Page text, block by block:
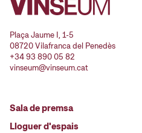
Plaça Jaume I, 1-5
08720 Vilafranca del Penedès
+34 93 890 05 82
vinseum@vinseum.cat
Sala de premsa
Lloguer d'espais